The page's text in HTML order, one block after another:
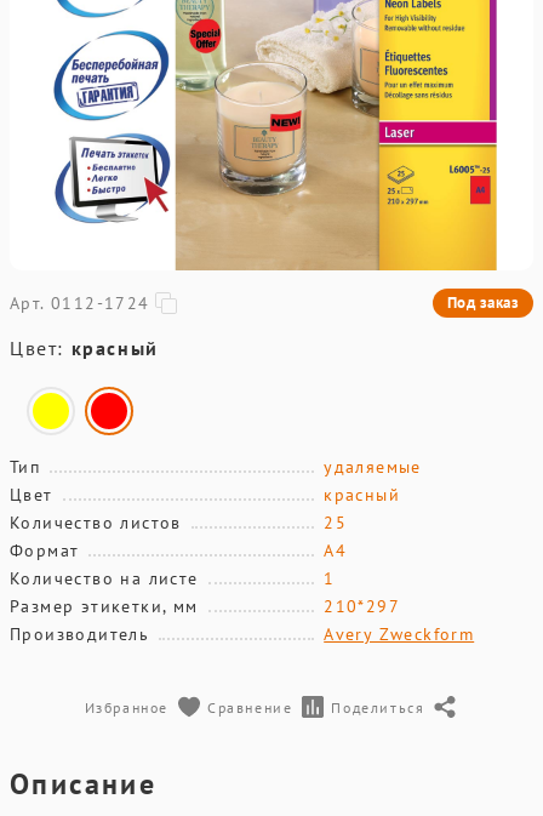
Арт. 0112-1724 Под заказ
Цвет: красный
Тип
удаляемые
Цвет
красный
Количество листов
25
Формат
А4
Количество на листе
1
Размер этикетки, мм
210*297
Производитель
Avery Zweckform
Избранное Сравнение Поделиться
Описание